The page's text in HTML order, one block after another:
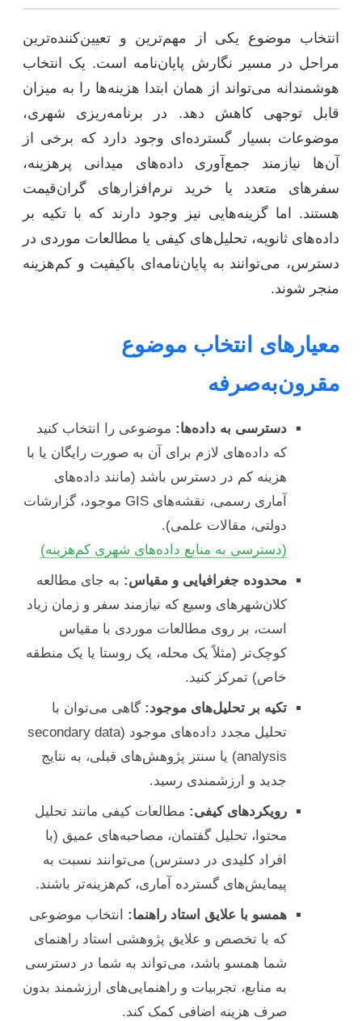
انتخاب موضوع یکی از مهم‌ترین و تعیین‌کننده‌ترین
مراحل در مسیر نگارش پایان‌نامه است. یک انتخاب
هوشمندانه می‌تواند از همان ابتدا هزینه‌ها را به میزان
قابل توجهی کاهش دهد. در برنامه‌ریزی شهری،
موضوعات بسیار گسترده‌ای وجود دارد که برخی از
آن‌ها نیازمند جمع‌آوری داده‌های میدانی پرهزینه،
سفرهای متعدد یا خرید نرم‌افزارهای گران‌قیمت
هستند. اما گزینه‌هایی نیز وجود دارند که با تکیه بر
داده‌های ثانویه، تحلیل‌های کیفی یا مطالعات موردی در
دسترس، می‌توانند به پایان‌نامه‌ای باکیفیت و کم‌هزینه
منجر شوند.
معیارهای انتخاب موضوع
مقرون‌به‌صرفه
دسترسی به داده‌ها: موضوعی را انتخاب کنید
که داده‌های لازم برای آن به صورت رایگان یا با
هزینه کم در دسترس باشد (مانند داده‌های
آماری رسمی، نقشه‌های GIS موجود، گزارشات
دولتی، مقالات علمی).
(دسترسی به منابع داده‌های شهری کم‌هزینه)
محدوده جغرافیایی و مقیاس: به جای مطالعه
کلان‌شهرهای وسیع که نیازمند سفر و زمان زیاد
است، بر روی مطالعات موردی با مقیاس
کوچک‌تر (مثلاً یک محله، یک روستا یا یک منطقه
خاص) تمرکز کنید.
تکیه بر تحلیل‌های موجود: گاهی می‌توان با
تحلیل مجدد داده‌های موجود (secondary data
analysis) یا سنتز پژوهش‌های قبلی، به نتایج
جدید و ارزشمندی رسید.
رویکردهای کیفی: مطالعات کیفی مانند تحلیل
محتوا، تحلیل گفتمان، مصاحبه‌های عمیق (با
افراد کلیدی در دسترس) می‌توانند نسبت به
پیمایش‌های گسترده آماری، کم‌هزینه‌تر باشند.
همسو با علایق استاد راهنما: انتخاب موضوعی
که با تخصص و علایق پژوهشی استاد راهنمای
شما همسو باشد، می‌تواند به شما در دسترسی
به منابع، تجربیات و راهنمایی‌های ارزشمند بدون
صرف هزینه اضافی کمک کند.